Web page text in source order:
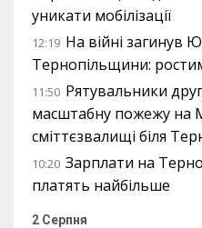
уникати мобілізації
12:19 На війні загинув
Тернопільщини:
11:50 Рятувальники
масштабну пожежу на
сміттєзвалищі біля
10:20 Зарплати на
платять найбільше
2 Серпня